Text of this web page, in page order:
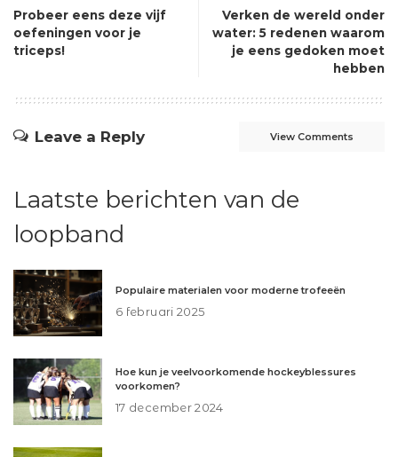
Probeer eens deze vijf
oefeningen voor je
triceps!
Verken de wereld onder
water: 5 redenen waarom
je eens gedoken moet
hebben
Leave a Reply View Comments
Laatste berichten van de
loopband
Populaire materialen voor moderne trofeeën
6 februari 2025
Hoe kun je veelvoorkomende hockeyblessures
voorkomen?
17 december 2024